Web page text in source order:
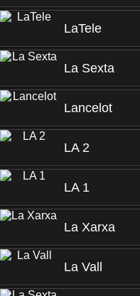
LaTele
La Sexta
Lancelot
LA 2
LA 1
La Xarxa
La Vall